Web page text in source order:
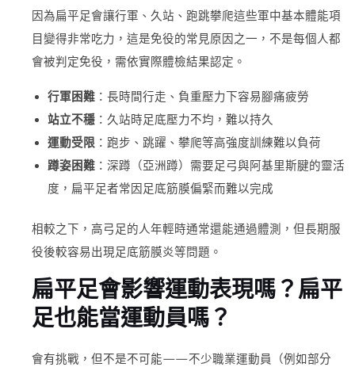
因為扁平足會讓行軍、久站、跑跳攀爬這些軍中基本體能項
目變得非常吃力，這是免役的常見原因之一，不是每個人都
會被判定免役，需依實際體檢結果認定。
行軍困難 ：長時間行走、負重壓力下容易腳痛疲勞
站立不穩 ：久站時足底壓力不均，難以持久
運動受限 ：跑步、跳躍、攀爬等高強度訓練難以負荷
蹲姿困難 ：深蹲（亞洲蹲）需要足弓與阿基里斯腱的靈活
度，扁平足者常因足底筋膜偏緊而難以完成
相較之下，高弓足的人年輕時通常還能通過體測，但長期服
役後較容易出現足底筋膜炎等問題。
扁平足會影響運動表現嗎？扁平
足也能當運動員嗎？
會有挑戰，但不是不可能——不少職業運動員（例如部分